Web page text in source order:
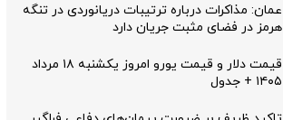
عمان: مذاکرات درباره ترتیبات دریانوردی در تنگه
هرمز در فضای مثبت جریان دارد
قیمت دلار و قیمت یورو امروز یکشنبه ۱۸ مرداد
۱۴۰۵ + جدول